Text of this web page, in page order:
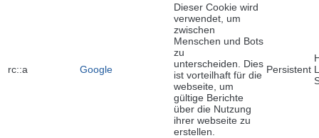
rc::a Google
Dieser Cookie wird
verwendet, um
zwischen
Menschen und Bots
zu
unterscheiden. Dies
ist vorteilhaft für die
webseite, um
gültige Berichte
über die Nutzung
ihrer webseite zu
erstellen.
Persistent